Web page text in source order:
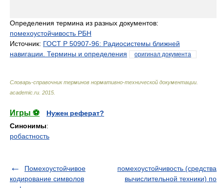
Определения термина из разных документов:
помехоустойчивость РБН
Источник: ГОСТ Р 50907-96: Радиосистемы ближней
навигации. Термины и определения
оригинал документа
Словарь-справочник терминов нормативно-технической документации
academic.ru 2015
Игры ⚽
Нужен реферат?
Синонимы:
робастность
Помехоустойчивое
кодирование символов
помехоустойчивость (средства
вычислительной техники) по